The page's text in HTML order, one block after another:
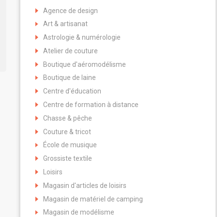
Agence de design
Art & artisanat
Astrologie & numérologie
Atelier de couture
Boutique d'aéromodélisme
Boutique de laine
Centre d'éducation
Centre de formation à distance
Chasse & pêche
Couture & tricot
École de musique
Grossiste textile
Loisirs
Magasin d'articles de loisirs
Magasin de matériel de camping
Magasin de modélisme